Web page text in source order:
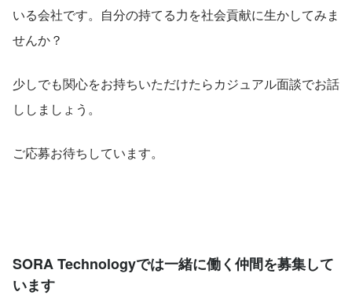
いる会社です。自分の持てる力を社会貢献に生かしてみま
せんか？
少しでも関心をお持ちいただけたらカジュアル面談でお話
ししましょう。
ご応募お待ちしています。
SORA Technologyでは一緒に働く仲間を募集して
います